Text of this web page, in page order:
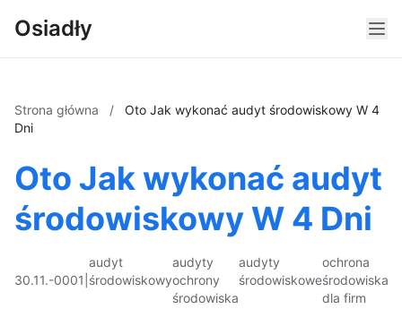
Osiadły
Strona główna /
Oto Jak wykonać audyt środowiskowy W 4
Dni
Oto Jak wykonać audyt
środowiskowy W 4 Dni
30.11.-0001
audyt
środowiskowy
audyty
ochrony
środowiska
audyty
środowiskowe
ochrona
środowiska
dla firm